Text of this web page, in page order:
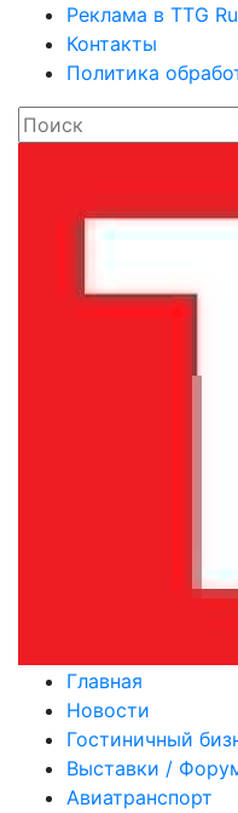
Реклама в TTG
Контакты
Политика
Главная
Новости
Гостиничный
Выставки /
Авиатранспорт